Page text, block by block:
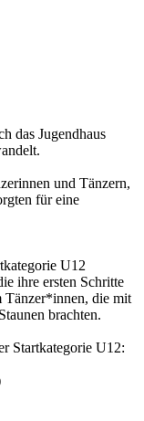
das Jugendhaus
und Tänzern,
für eine
U12
ihre ersten Schritte
Tänzer*innen, die mit
brachten.
Startkategorie U12: